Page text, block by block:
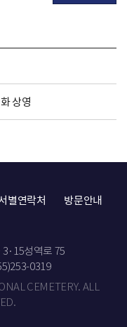
상영
별연락처
방문안내
성역로 75
0319
CEMETERY. ALL